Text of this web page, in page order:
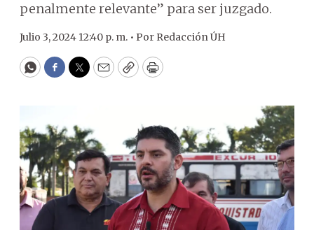
penalmente relevante” para ser juzgado.
Julio 3, 2024 12:40 p. m. • Por Redacción ÚH
WhatsApp
Facebook
Twitter
EmailCopyPrint